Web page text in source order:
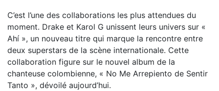
C’est l’une des collaborations les plus attendues du
moment. Drake et Karol G unissent leurs univers sur «
Ahí », un nouveau titre qui marque la rencontre entre
deux superstars de la scène internationale. Cette
collaboration figure sur le nouvel album de la
chanteuse colombienne, « No Me Arrepiento de Sentir
Tanto », dévoilé aujourd’hui.